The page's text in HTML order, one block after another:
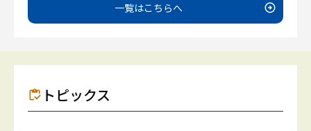
一覧はこちらへ
トピックス